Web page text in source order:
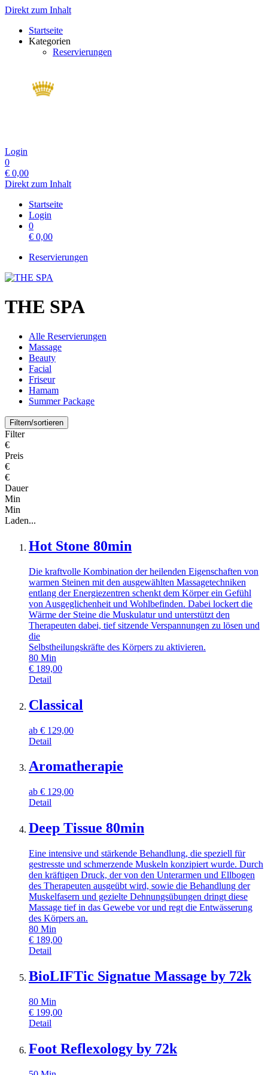
Direkt zum Inhalt
Startseite
Kategorien
Reservierungen
Login
0
€ 0,00
Direkt zum Inhalt
Startseite
Login
0
€ 0,00
Reservierungen
THE SPA
Alle Reservierungen
Massage
Beauty
Facial
Friseur
Hamam
Summer Package
Filtern/sortieren
Filter
€
Preis
€
€
Dauer
Min
Min
Laden...
Hot Stone 80min
Die kraftvolle Kombination der heilenden Eigenschaften von
warmen Steinen mit den ausgewählten Massagetechniken
entlang der Energiezentren schenkt dem Körper ein Gefühl
von Ausgeglichenheit und Wohlbefinden. Dabei lockert die
Wärme der Steine die Muskulatur und unterstützt den
Therapeuten dabei, tief sitzende Verspannungen zu lösen und
die
Selbstheilungskräfte des Körpers zu aktivieren.
80 Min
€ 189,00
Detail
Classical
ab € 129,00
Detail
Aromatherapie
ab € 129,00
Detail
Deep Tissue 80min
Eine intensive und stärkende Behandlung, die speziell für
gestresste und schmerzende Muskeln konzipiert wurde. Durch
den kräftigen Druck, der von den Unterarmen und Ellbogen
des Therapeuten ausgeübt wird, sowie die Behandlung der
Muskelfasern und gezielte Dehnungsübungen dringt diese
Massage tief in das Gewebe vor und regt die Entwässerung
des Körpers an.
80 Min
€ 189,00
Detail
BioLIFTic Signatue Massage by 72k
80 Min
€ 199,00
Detail
Foot Reflexology by 72k